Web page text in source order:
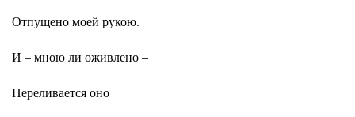
Отпущено моей рукою.
И – мною ли оживлено –
Переливается оно